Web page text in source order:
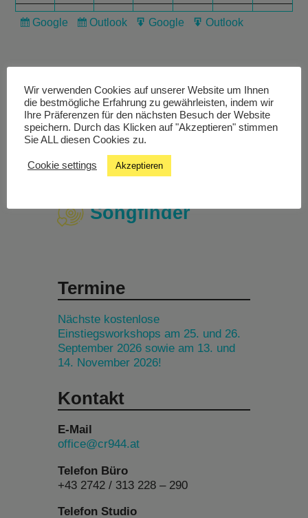
Subscribe
Google
Subscribe
Outlook
Export
Google
Export
Outlook
Livestream
Studiochat
Songfinder
Termine
Nächste kostenlose
Einstiegsworkshops am 25. und 26.
September 2026 sowie am 13. und
14. November 2026!
Kontakt
E-Mail
office@cr944.at
Telefon Büro
+43 2742 / 313 228 – 290
Telefon Studio
Wir verwenden Cookies auf unserer Website um Ihnen
die bestmögliche Erfahrung zu gewährleisten, indem wir
Ihre Präferenzen für den nächsten Besuch der Website
speichern. Durch das Klicken auf "Akzeptieren" stimmen
Sie ALL diesen Cookies zu.
Cookie settings Akzeptieren